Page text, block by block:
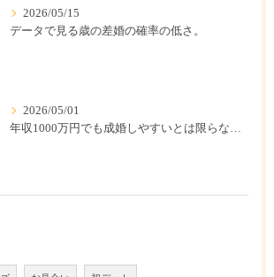
2026/05/15
データで見る歳の差婚の確率の低さ。
2026/05/01
年収1000万円でも成婚しやすいとは限らない? 「年収帯別の成婚率」のリアル